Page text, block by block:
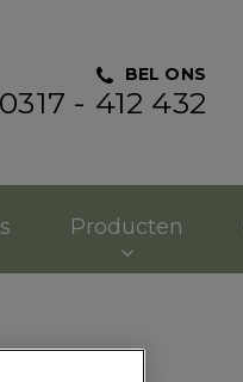
BEL ONS
0317 - 412 432
Producten